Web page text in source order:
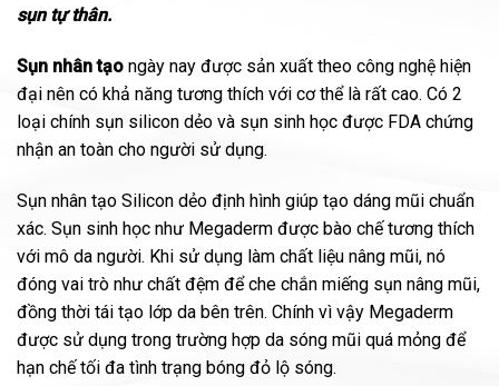
sụn tự thân.
Sụn nhân tạo ngày nay được sản xuất theo công nghệ hiện
đại nên có khả năng tương thích với cơ thể là rất cao. Có 2
loại chính sụn silicon dẻo và sụn sinh học được FDA chứng
nhận an toàn cho người sử dụng.
Sụn nhân tạo Silicon dẻo định hình giúp tạo dáng mũi chuẩn
xác. Sụn sinh học như Megaderm được bào chế tương thích
với mô da người. Khi sử dụng làm chất liệu nâng mũi, nó
đóng vai trò như chất đệm để che chắn miếng sụn nâng mũi,
đồng thời tái tạo lớp da bên trên. Chính vì vậy Megaderm
được sử dụng trong trường hợp da sóng mũi quá mỏng để
hạn chế tối đa tình trạng bóng đỏ lộ sóng.